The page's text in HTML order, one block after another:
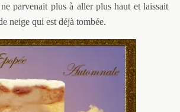
parvenait plus à aller plus haut et laissait
neige qui est déjà tombée.